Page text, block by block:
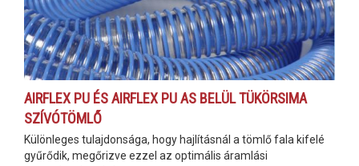
AIRFLEX PU ÉS AIRFLEX PU AS BELÜL TÜKÖRSIMA
SZÍVÓTÖMLŐ
Különleges tulajdonsága, hogy hajlításnál a tömlő fala kifelé
gyűrődik, megőrizve ezzel az optimális áramlási